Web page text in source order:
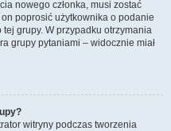
nowego członka, musi zostać
poprosić użytkownika o podanie
grupy. W przypadku otrzymania
grupy pytaniami – widocznie miał
witryny podczas tworzenia